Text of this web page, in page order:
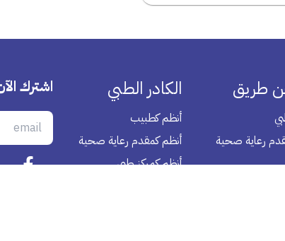
طريق
رعاية صحية
الكادر الطبي
أنظم كطبيب
أنظم كمقدم رعاية صحية
أنظم كمركز طبي
اشترك